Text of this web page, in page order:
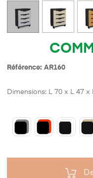
Référence: AR160
Dimensions: L 70 x L 47 x